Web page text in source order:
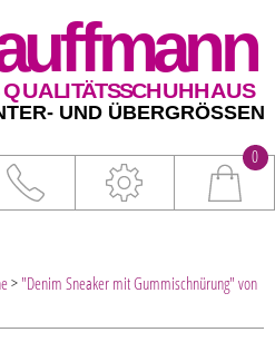
0
> "Denim Sneaker mit Gummischnürung" von